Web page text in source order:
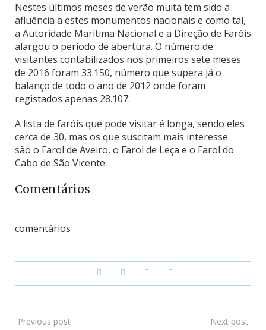
Nestes últimos meses de verão muita tem sido a
afluência a estes monumentos nacionais e como tal,
a Autoridade Marítima Nacional e a Direção de Faróis
alargou o período de abertura. O número de
visitantes contabilizados nos primeiros sete meses
de 2016 foram 33.150, número que supera já o
balanço de todo o ano de 2012 onde foram
registados apenas 28.107.
A lista de faróis que pode visitar é longa, sendo eles
cerca de 30, mas os que suscitam mais interesse
são o Farol de Aveiro, o Farol de Leça e o Farol do
Cabo de São Vicente.
Comentários
comentários
Previous post Next post